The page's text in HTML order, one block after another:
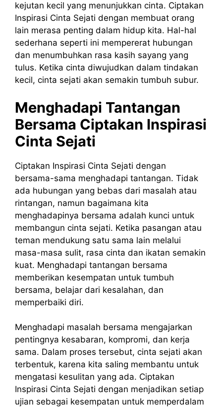
kejutan kecil yang menunjukkan cinta. Ciptakan
Inspirasi Cinta Sejati dengan membuat orang
lain merasa penting dalam hidup kita. Hal-hal
sederhana seperti ini mempererat hubungan
dan menumbuhkan rasa kasih sayang yang
tulus. Ketika cinta diwujudkan dalam tindakan
kecil, cinta sejati akan semakin tumbuh subur.
Menghadapi Tantangan
Bersama Ciptakan Inspirasi
Cinta Sejati
Ciptakan Inspirasi Cinta Sejati dengan
bersama-sama menghadapi tantangan. Tidak
ada hubungan yang bebas dari masalah atau
rintangan, namun bagaimana kita
menghadapinya bersama adalah kunci untuk
membangun cinta sejati. Ketika pasangan atau
teman mendukung satu sama lain melalui
masa-masa sulit, rasa cinta dan ikatan semakin
kuat. Menghadapi tantangan bersama
memberikan kesempatan untuk tumbuh
bersama, belajar dari kesalahan, dan
memperbaiki diri.
Menghadapi masalah bersama mengajarkan
pentingnya kesabaran, kompromi, dan kerja
sama. Dalam proses tersebut, cinta sejati akan
terbentuk, karena kita saling membantu untuk
mengatasi kesulitan yang ada. Ciptakan
Inspirasi Cinta Sejati dengan menjadikan setiap
ujian sebagai kesempatan untuk memperdalam